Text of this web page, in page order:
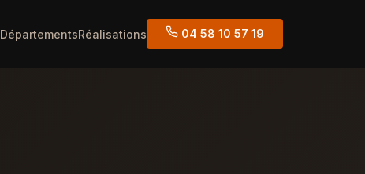
DépartementsRéalisations 04 58 10 57 19